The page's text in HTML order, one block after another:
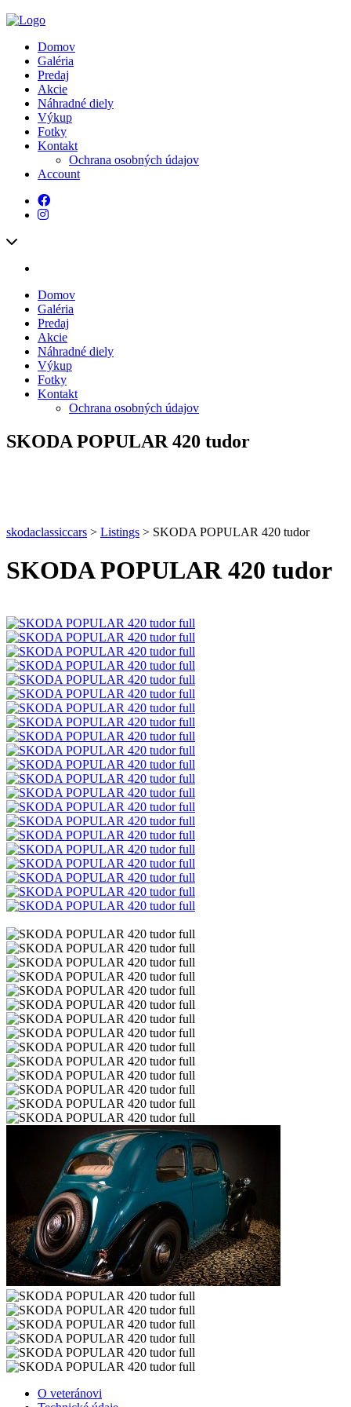
Domov
Galéria
Predaj
Akcie
Náhradné diely
Výkup
Fotky
Kontakt
Ochrana osobných údajov
Account
Domov
Galéria
Predaj
Akcie
Náhradné diely
Výkup
Fotky
Kontakt
Ochrana osobných údajov
SKODA POPULAR 420 tudor
skodaclassiccars > Listings > SKODA POPULAR 420 tudor
SKODA POPULAR 420 tudor
O veteránovi